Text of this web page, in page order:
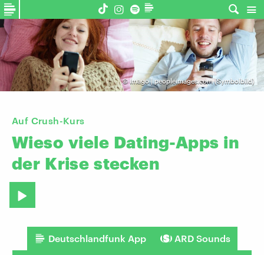
©Imago | peopleimages.com (Symbolbild)
Auf Crush-Kurs
Wieso viele Dating-Apps in
der Krise stecken
Deutschlandfunk App ARD Sounds